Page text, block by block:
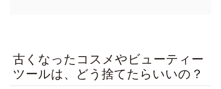
古くなったコスメやビューティー
ツールは、どう捨てたらいいの？